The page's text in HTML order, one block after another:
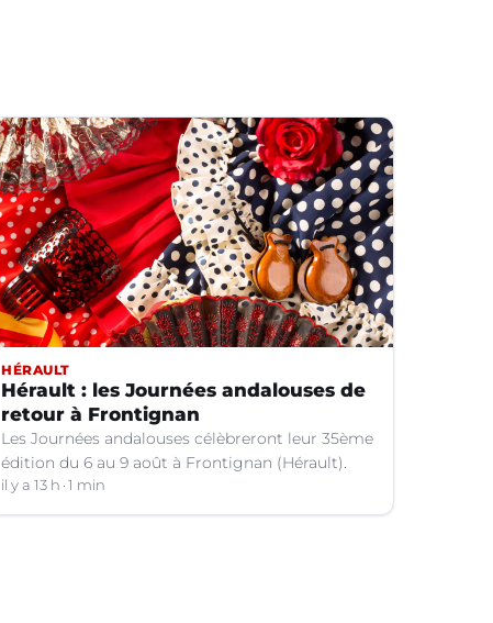
HÉRAULT
Hérault : les Journées andalouses de
retour à Frontignan
Les Journées andalouses célèbreront leur 35ème
édition du 6 au 9 août à Frontignan (Hérault).
il y a 13 h 1 min